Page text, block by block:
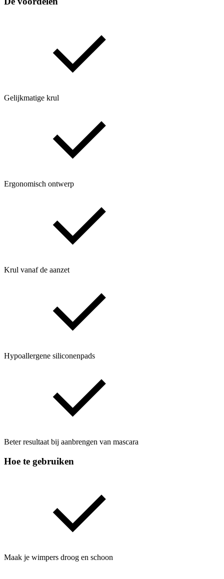
Gelijkmatige krul
Ergonomisch ontwerp
Krul vanaf de aanzet
Hypoallergene siliconenpads
Beter resultaat bij aanbrengen van mascara
Hoe te gebruiken
Maak je wimpers droog en schoon